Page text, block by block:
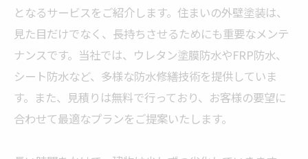
となるサービスをご紹介します。住まいの外壁塗装は、
見た目だけでなく、長持ちさせるためにも重要なメンテ
ナンスです。当社では、ウレタン塗膜防水やFRP防水、
シート防水など、多様な防水修繕技術を提供していま
す。また、見積りは無料で行っており、お客様の要望に
合わせて最適なプランをご提案いたします。